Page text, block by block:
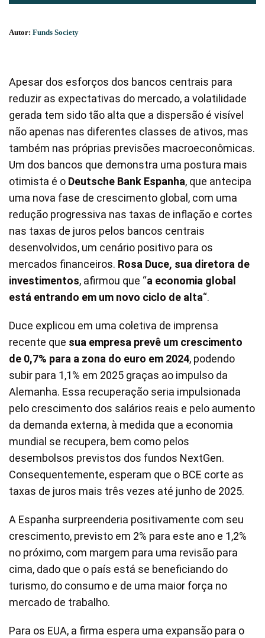
Autor: Funds Society
Apesar dos esforços dos bancos centrais para
reduzir as expectativas do mercado, a volatilidade
gerada tem sido tão alta que a dispersão é visível
não apenas nas diferentes classes de ativos, mas
também nas próprias previsões macroeconômicas.
Um dos bancos que demonstra uma postura mais
otimista é o Deutsche Bank Espanha, que antecipa
uma nova fase de crescimento global, com uma
redução progressiva nas taxas de inflação e cortes
nas taxas de juros pelos bancos centrais
desenvolvidos, um cenário positivo para os
mercados financeiros. Rosa Duce, sua diretora de
investimentos, afirmou que “a economia global
está entrando em um novo ciclo de alta“.
Duce explicou em uma coletiva de imprensa
recente que sua empresa prevê um crescimento
de 0,7% para a zona do euro em 2024, podendo
subir para 1,1% em 2025 graças ao impulso da
Alemanha. Essa recuperação seria impulsionada
pelo crescimento dos salários reais e pelo aumento
da demanda externa, à medida que a economia
mundial se recupera, bem como pelos
desembolsos previstos dos fundos NextGen.
Consequentemente, esperam que o BCE corte as
taxas de juros mais três vezes até junho de 2025.
A Espanha surpreenderia positivamente com seu
crescimento, previsto em 2% para este ano e 1,2%
no próximo, com margem para uma revisão para
cima, dado que o país está se beneficiando do
turismo, do consumo e de uma maior força no
mercado de trabalho.
Para os EUA, a firma espera uma expansão para o